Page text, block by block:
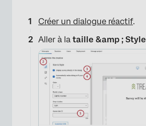
Créer un dialogue réactif.
Aller à la taille &amp ; Style